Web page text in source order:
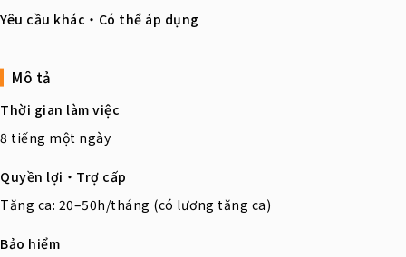
Yêu cầu khác・Có thể áp dụng
Mô tả
Thời gian làm việc
8 tiếng một ngày
Quyền lợi・Trợ cấp
Tăng ca: 20–50h/tháng (có lương tăng ca)
Bảo hiểm